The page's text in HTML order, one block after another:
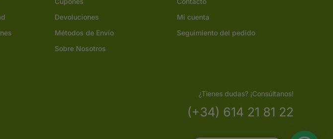
Devoluciones
Métodos de Envío
Sobre Nosotros
Mi cuenta
Seguimiento del pedido
¿Tienes dudas? ¡Consúltanos!
(+34) 614 21 81 22